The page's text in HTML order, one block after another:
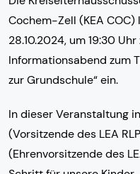
Cochem-Zell (KEA
28.10.2024, um 19:30
Informationsabend zum
zur Grundschule“ ein.
In dieser Veranstaltung
(Vorsitzende des LEA
(Ehrenvorsitzende des